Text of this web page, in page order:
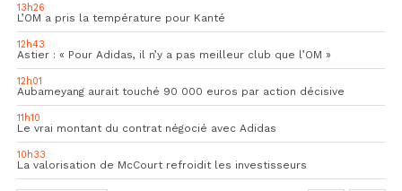
13h26
L’OM a pris la température pour Kanté
12h43
Astier : « Pour Adidas, il n’y a pas meilleur club que l’OM »
12h01
Aubameyang aurait touché 90 000 euros par action décisive
11h10
Le vrai montant du contrat négocié avec Adidas
10h33
La valorisation de McCourt refroidit les investisseurs